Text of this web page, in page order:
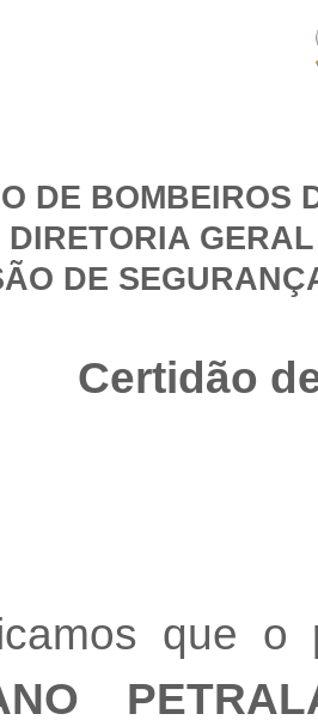
DE BOMBEIROS
DIRETORIA
DE
Certidão
que o